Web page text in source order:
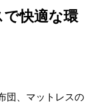
快適な環
団、マットレスの